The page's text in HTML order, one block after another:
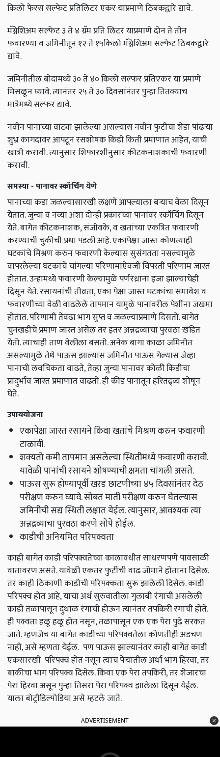
किलो फेरस सल्फेट प्रतिलिटर एकर याप्रमाणे ठिबकद्वारे द्यावे.
मॅग्नेशिअम सल्फेट ३ ते ४ ग्रॅम प्रति लिटर याप्रमाणे दोन ते तीन
फवारण्या व जमिनीतून १२ ते १५किलो मॅग्नेशिअम सल्फेट ठिबकद्वारे
द्यावे.
जमिनीतील बोदामध्ये ३० ते ४० किलो सल्फर प्रतिएकर या प्रमाणे
मिसळून घ्यावे. त्यानंतर २५ ते ३० दिवसांनंतर पुन्हा तितक्याच
मात्रेमध्ये सल्फर द्यावे.
नवीन पानाच्या वाट्या झालेल्या असल्यास नवीन फुटीचा शेंडा पांढऱ्या
शुभ्र कागदावर आपटून रसशोषक किडी किती प्रमाणात आहेत,याची
खात्री करावी. त्यानुसार शिफारशीनुसार कीटकनाशकाची फवारणी
करावी.
समस्या - पानावर स्कॉर्चिग येणे
पानाच्या कडा जळल्यासारखी लक्षणे आपल्याला बऱ्याच वेळा दिसून
येतात. जुन्या व नव्या अशा दोन्ही प्रकारच्या पानांवर स्कॉर्चिग दिसून
येते. बागेत कीटकनाशक,संजीवके,व खतांच्या एकत्रित फवारणी
करण्याची चुकीची प्रथा पडली आहे. एकापेक्षा जास्त कोणत्याही
घटकांचे मिश्रण करुन फवारणी केल्यास सुसंगतता नसल्यामुळे
वापरलेल्या घटकाचे चांगल्या परिणामाऐवजी विपरती परिणाम जास्त
होतात. उन्हामध्ये फवारणी केल्यामुळे पर्णरंध्राना इजा झाल्याचेही
दिसून येते. रसायनांची तीव्रता,एका पेक्षा जास्त घटकांचा समावेश व
फवारणीच्या वेळी वाढलेले तापमान यामुळे पानांवरील पेशींना जखमा
होतात. परिणामी तेवढा भाग सुप्त व जळल्याप्रमाणे दिसतो. बागेत
चुनखडीचे प्रमाण जास्त असेल तर इतर अन्नद्रव्याचा पुरवठा खंडित
येतो. त्याचाही ताण वेलीला बसतो. अनेक बागा काळा जमिनीत
असल्यामुळेतेथे पाऊस झाल्यास जमिनीत पाऊस गेल्यास जेव्हा
पानाची लवचिकता वाढते, तेव्हा जुन्या पानावर कोळी किडीचा
प्रादुर्भाव जास्त प्रमाणात वाढतो. ही कीड पानातून हरितद्र्व्य शोषून
घेते.
उपाययोजना
एकापेक्षा जास्त रसायने किंवा खतांचे मिश्रण करुन फवारणी
टाळावी.
शक्यतो कमी तापमान असलेल्या स्थितीमध्ये फवारणी करावी.
यावेळी पानांची रसायने शोषण्याची क्षमता चांगली असते.
पाऊस सुरू होण्यापूर्वी खरड छाटणीच्या ४५ दिवसांनंतर देठ
परीक्षण करुन घ्यावे. सोबत माती परीक्षण करुन घेतल्यास
जमिनीची सद्य स्थिती लक्षात येईल. त्यानुसार, आवश्यक त्या
अन्नद्रव्याचा पुरवठा करणे सोपे होईल.
काडीची अनियमित परिपक्वता
काही बागेत काडी परिपक्वतेच्या कालावधीत साधरणपणे पावसाळी
वातावरण असते. यावेळी एकतर फुटींची वाढ जोमाने होताना दिसेल.
तर काही ठिकाणी काडीची परिपक्कता सुरू झालेली दिसेल. काडी
परिपक्व होत आहे, याचा अर्थ सुरुवातीला गुलाबी रंगाची असलेली
काडी तळापासून दुधाळ रंगाची होऊन त्यानंतर तपकिरी रंगाची होते.
ही पक्वता हळू हळू होत नसून, तळापासून एक एक पेरा पुढे सरकत
जाते. म्हणजेच या बागेत काडीच्या परिपक्वतेला कोणतीही अडचण
नाही, असे म्हणता येईल. पण पाऊस झाल्यानंतर काही बागेत काडी
एकसारखी परिपक्व होत नसून त्याच पेऱ्यातील अर्धा भाग हिरवा, तर
बाकीचा भाग परिपक्व दिसेल. किंवा एक पेरा तपकिरी, तर शेजारचा
पेरा हिरवा असून पुन्हा तिसरा पेरा परिपक्व झालेला दिसून येईल.
याला बोट्रीडिल्पोडिया असे म्हटले जाते.
ADVERTISEMENT